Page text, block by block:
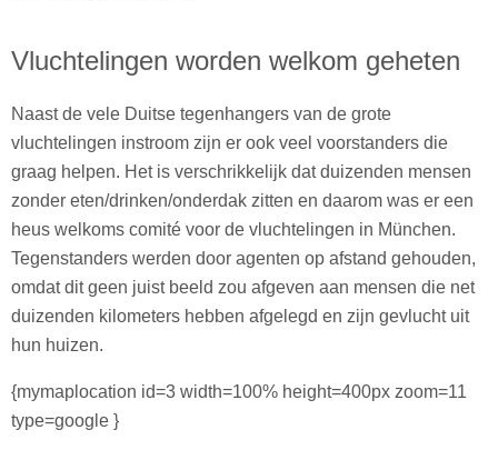
Vluchtelingen worden welkom geheten
Naast de vele Duitse tegenhangers van de grote
vluchtelingen instroom zijn er ook veel voorstanders die
graag helpen. Het is verschrikkelijk dat duizenden mensen
zonder eten/drinken/onderdak zitten en daarom was er een
heus welkoms comité voor de vluchtelingen in München.
Tegenstanders werden door agenten op afstand gehouden,
omdat dit geen juist beeld zou afgeven aan mensen die net
duizenden kilometers hebben afgelegd en zijn gevlucht uit
hun huizen.
{mymaplocation id=3 width=100% height=400px zoom=11
type=google }